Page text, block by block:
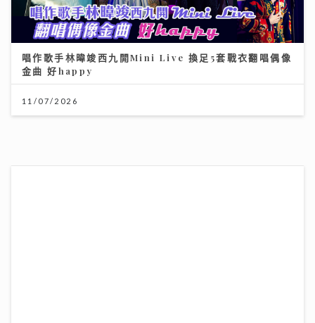
唱作歌手林暐竣西九開Mini Live 換足5套戰衣翻唱偶像
金曲 好happy
11/07/2026